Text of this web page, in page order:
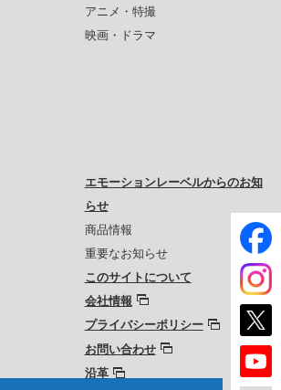
アニメ・特撮
映画・ドラマ
エモーションレーベルからのお知
らせ
商品情報
重要なお知らせ
このサイトについて
会社情報
プライバシーポリシー
お問い合わせ
沿革